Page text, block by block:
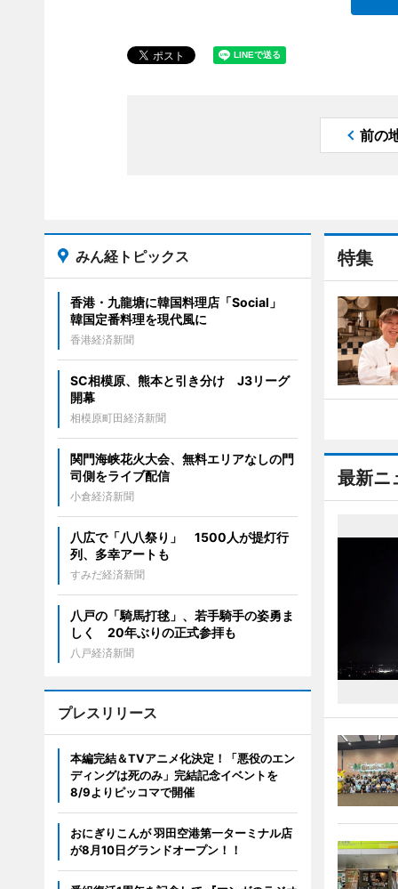
前の
特集
最新ニ
みん経トピックス
香港・九龍塘に韓国料理店「Social」
韓国定番料理を現代風に
香港経済新聞
SC相模原、熊本と引き分け J3リーグ
開幕
相模原町田経済新聞
関門海峡花火大会、無料エリアなしの門
司側をライブ配信
小倉経済新聞
八広で「八八祭り」 1500人が提灯行
列、多幸アートも
すみだ経済新聞
八戸の「騎馬打毬」、若手騎手の姿勇ま
しく 20年ぶりの正式参拝も
八戸経済新聞
プレスリリース
本編完結＆TVアニメ化決定！「悪役のエン
ディングは死のみ」完結記念イベントを
8/9よりピッコマで開催
おにぎりこんが 羽田空港第一ターミナル店
が8月10日グランドオープン！！